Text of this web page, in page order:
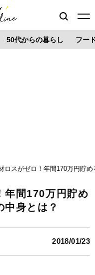
50代からの暮らし フー
ロスがゼロ！年間170万円貯
年間170万円貯め
中身とは？
2018/01/23